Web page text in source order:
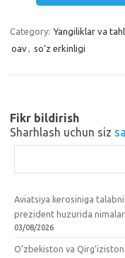
gr
a
m
o
kl
as
i
Category: Yangiliklar va
oav, so‘z erkinligi
Fikr bildirish
Sharhlash uchun siz
Aviatsiya kerosiniga
prezident huzurida
03/08/2026
O‘zbekiston va